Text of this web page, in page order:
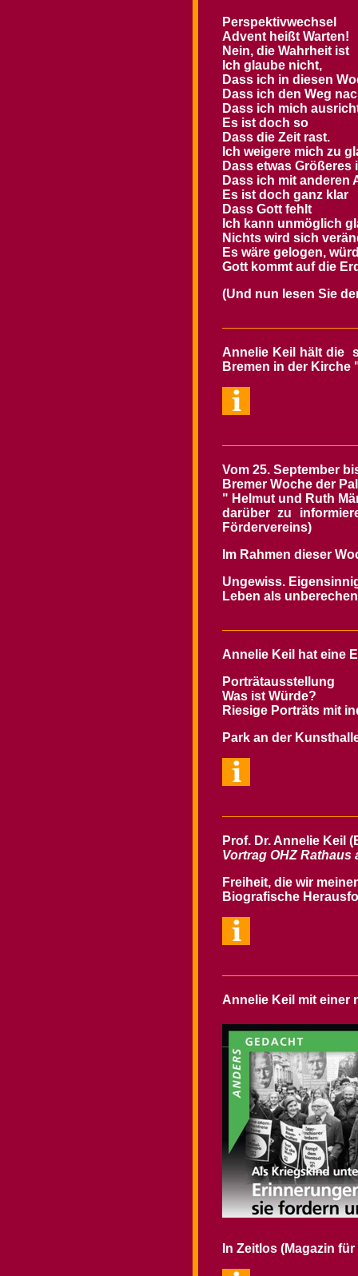
Perspektivwechsel
Advent heißt Warten!
Nein, die Wahrheit ist
Ich glaube nicht,
Dass ich in diesen
Dass ich den Weg
Dass ich mich
Es ist doch so
Dass die Zeit rast.
Ich weigere mich zu
Dass etwas
Dass ich mit anderen
Es ist doch ganz klar
Dass Gott fehlt
Ich kann unmöglich
Nichts wird sich
Es wäre gelogen,
Gott kommt auf die
(Und nun lesen Sie
Annelie Keil hält die
Bremen in der Kirche
Vom 25. September
Bremer Woche der
" Helmut und Ruth
darüber zu
Fördervereins)
Im Rahmen dieser
Ungewiss.
Leben als
Annelie Keil hat eine
Porträtausstellung
Was ist Würde?
Riesige Porträts mit
Park an der
Prof. Dr.
Vortrag OHZ Rathaus
Freiheit, die wir
Biografische
Annelie Keil mit einer
In Zeitlos (Magazin